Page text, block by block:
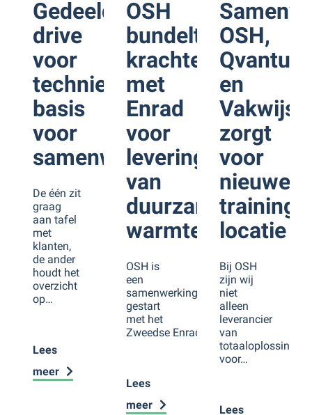
Gedeelde
drive
voor
techniek
basis
voor
samenwerking
De één zit
graag
aan tafel
met
klanten,
de ander
houdt het
overzicht
op…
Lees
meer
OSH
bundelt
krachten
met
Enrad
voor
levering
van
duurzame
warmtepompen
OSH is
een
samenwerking
gestart
met het
Zweedse Enrad…
Lees
meer
OSH,
Qvantum
en
Vakwijs
zorgt
voor
nieuwe
training
locatie
Bij OSH
zijn wij
niet
alleen
leverancier
van
totaaloplossingen
voor…
Lees